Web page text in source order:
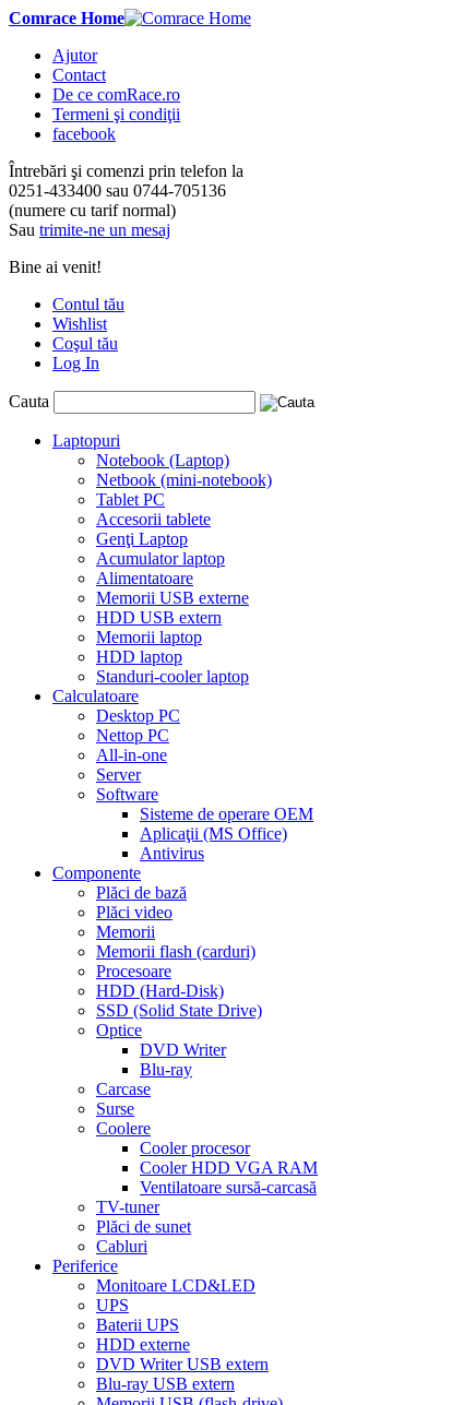
Comrace Home
Ajutor
Contact
De ce comRace.ro
Termeni şi condiţii
facebook
Întrebări şi comenzi prin telefon la
0251-433400 sau 0744-705136
(numere cu tarif normal)
Sau trimite-ne un mesaj
Bine ai venit!
Contul tău
Wishlist
Coşul tău
Log In
Cauta
Laptopuri
Notebook (Laptop)
Netbook (mini-notebook)
Tablet PC
Accesorii tablete
Genţi Laptop
Acumulator laptop
Alimentatoare
Memorii USB externe
HDD USB extern
Memorii laptop
HDD laptop
Standuri-cooler laptop
Calculatoare
Desktop PC
Nettop PC
All-in-one
Server
Software
Sisteme de operare OEM
Aplicaţii (MS Office)
Antivirus
Componente
Plăci de bază
Plăci video
Memorii
Memorii flash (carduri)
Procesoare
HDD (Hard-Disk)
SSD (Solid State Drive)
Optice
DVD Writer
Blu-ray
Carcase
Surse
Coolere
Cooler procesor
Cooler HDD VGA RAM
Ventilatoare sursă-carcasă
TV-tuner
Plăci de sunet
Cabluri
Periferice
Monitoare LCD&LED
UPS
Baterii UPS
HDD externe
DVD Writer USB extern
Blu-ray USB extern